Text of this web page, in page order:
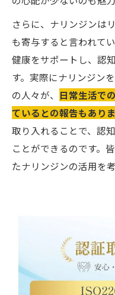
さらに、ナリンジンは
も寄与すると言われて
健康をサポートし、認
す。実際にナリンジン
の人々が、 日常生活で
ているとの報告もありま
取り入れることで、認
ことができるのです。
たナリンジンの活用を